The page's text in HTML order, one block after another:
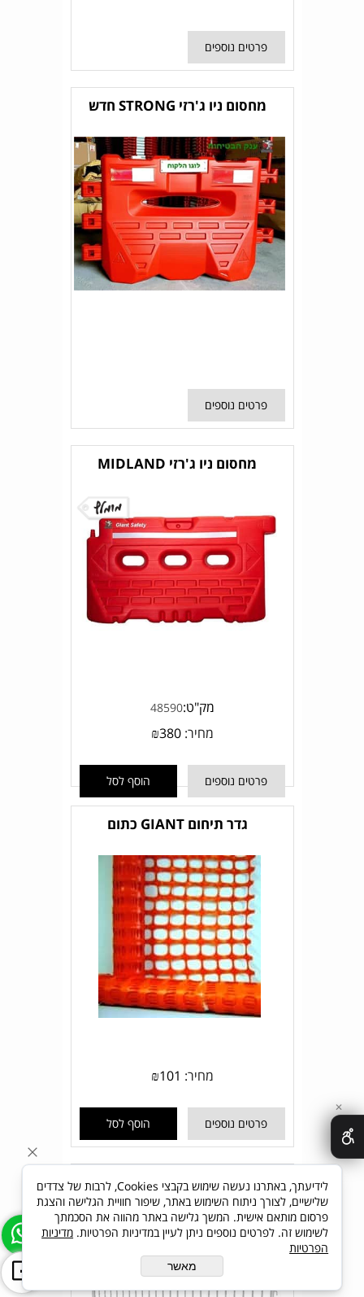
פרטים נוספים
מחסום ניו ג'רזי STRONG חדש
פרטים נוספים
מחסום ניו ג'רזי MIDLAND
מק"ט:48590
מחיר: ₪380
פרטים נוספים הוסף לסל
גדר תיחום GIANT כתום
מחיר: ₪101
פרטים נוספים הוסף לסל
מחסום מתכת מחוזק CITY 205
✕
לידיעתך, באתרנו נעשה שימוש בקבצי Cookies, לרבות של צדדים
שלישיים, לצורך ניתוח השימוש באתר, שיפור חוויית הגלישה והצגת
פרסום מותאם אישית. המשך גלישה באתר מהווה את הסכמתך
לשימוש זה. לפרטים נוספים ניתן לעיין במדיניות הפרטיות. מדיניות
הפרטיות
מאשר